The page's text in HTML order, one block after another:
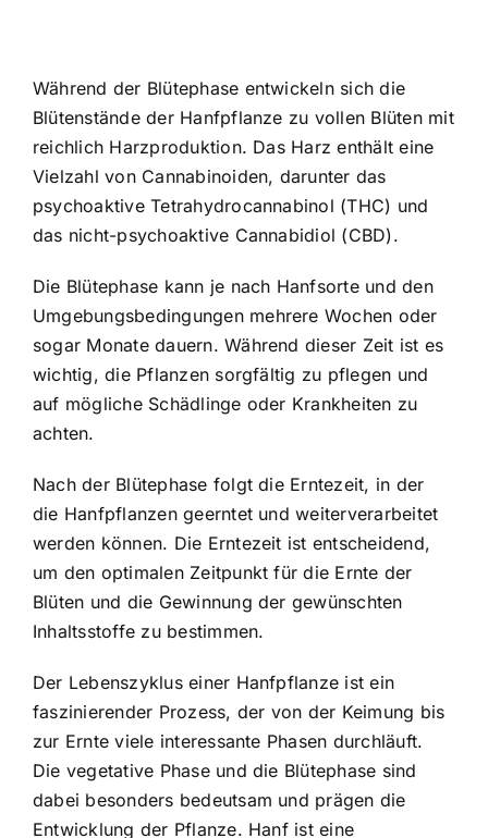
Während der Blütephase entwickeln sich die
Blütenstände der Hanfpflanze zu vollen Blüten mit
reichlich Harzproduktion. Das Harz enthält eine
Vielzahl von Cannabinoiden, darunter das
psychoaktive Tetrahydrocannabinol (THC) und
das nicht-psychoaktive Cannabidiol (CBD).
Die Blütephase kann je nach Hanfsorte und den
Umgebungsbedingungen mehrere Wochen oder
sogar Monate dauern. Während dieser Zeit ist es
wichtig, die Pflanzen sorgfältig zu pflegen und
auf mögliche Schädlinge oder Krankheiten zu
achten.
Nach der Blütephase folgt die Erntezeit, in der
die Hanfpflanzen geerntet und weiterverarbeitet
werden können. Die Erntezeit ist entscheidend,
um den optimalen Zeitpunkt für die Ernte der
Blüten und die Gewinnung der gewünschten
Inhaltsstoffe zu bestimmen.
Der Lebenszyklus einer Hanfpflanze ist ein
faszinierender Prozess, der von der Keimung bis
zur Ernte viele interessante Phasen durchläuft.
Die vegetative Phase und die Blütephase sind
dabei besonders bedeutsam und prägen die
Entwicklung der Pflanze. Hanf ist eine